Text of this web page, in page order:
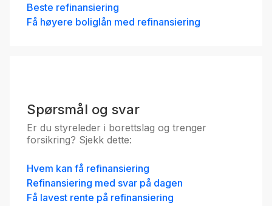
Beste refinansiering
Få høyere boliglån med refinansiering
Spørsmål og svar
Er du styreleder i borettslag og trenger
forsikring? Sjekk dette:
Hvem kan få refinansiering
Refinansiering med svar på dagen
Få lavest rente på refinansiering